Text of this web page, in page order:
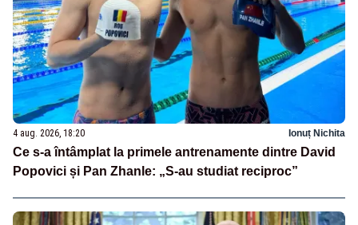
4 aug. 2026, 18:20 Ionuț Nichita
Ce s-a întâmplat la primele antrenamente dintre David
Popovici și Pan Zhanle: „S-au studiat reciproc”